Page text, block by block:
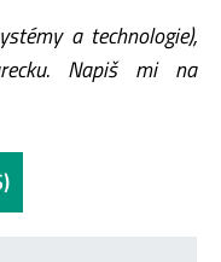
a technologie),
Napiš mi na